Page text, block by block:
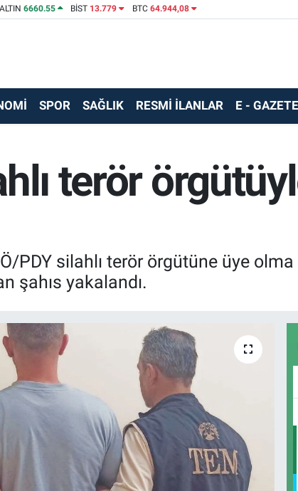
ALTIN 6660.55 BİST 13.779 BTC 64.944,08
SPOR SAĞLIK RESMİ İLANLAR E - GAZETE
terör
PDY silahlı terör örgütüne üye
şahıs yakalandı.